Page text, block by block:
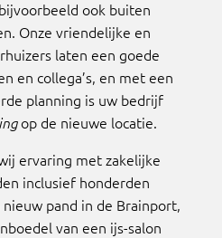
ook buiten
Onze vriendelijke en
laten een goede
en collega’s, en met een
planning is uw bedrijf
op de nieuwe locatie.
ervaring met zakelijke
inclusief honderden
pand in de Brainport,
van een ijs-salon